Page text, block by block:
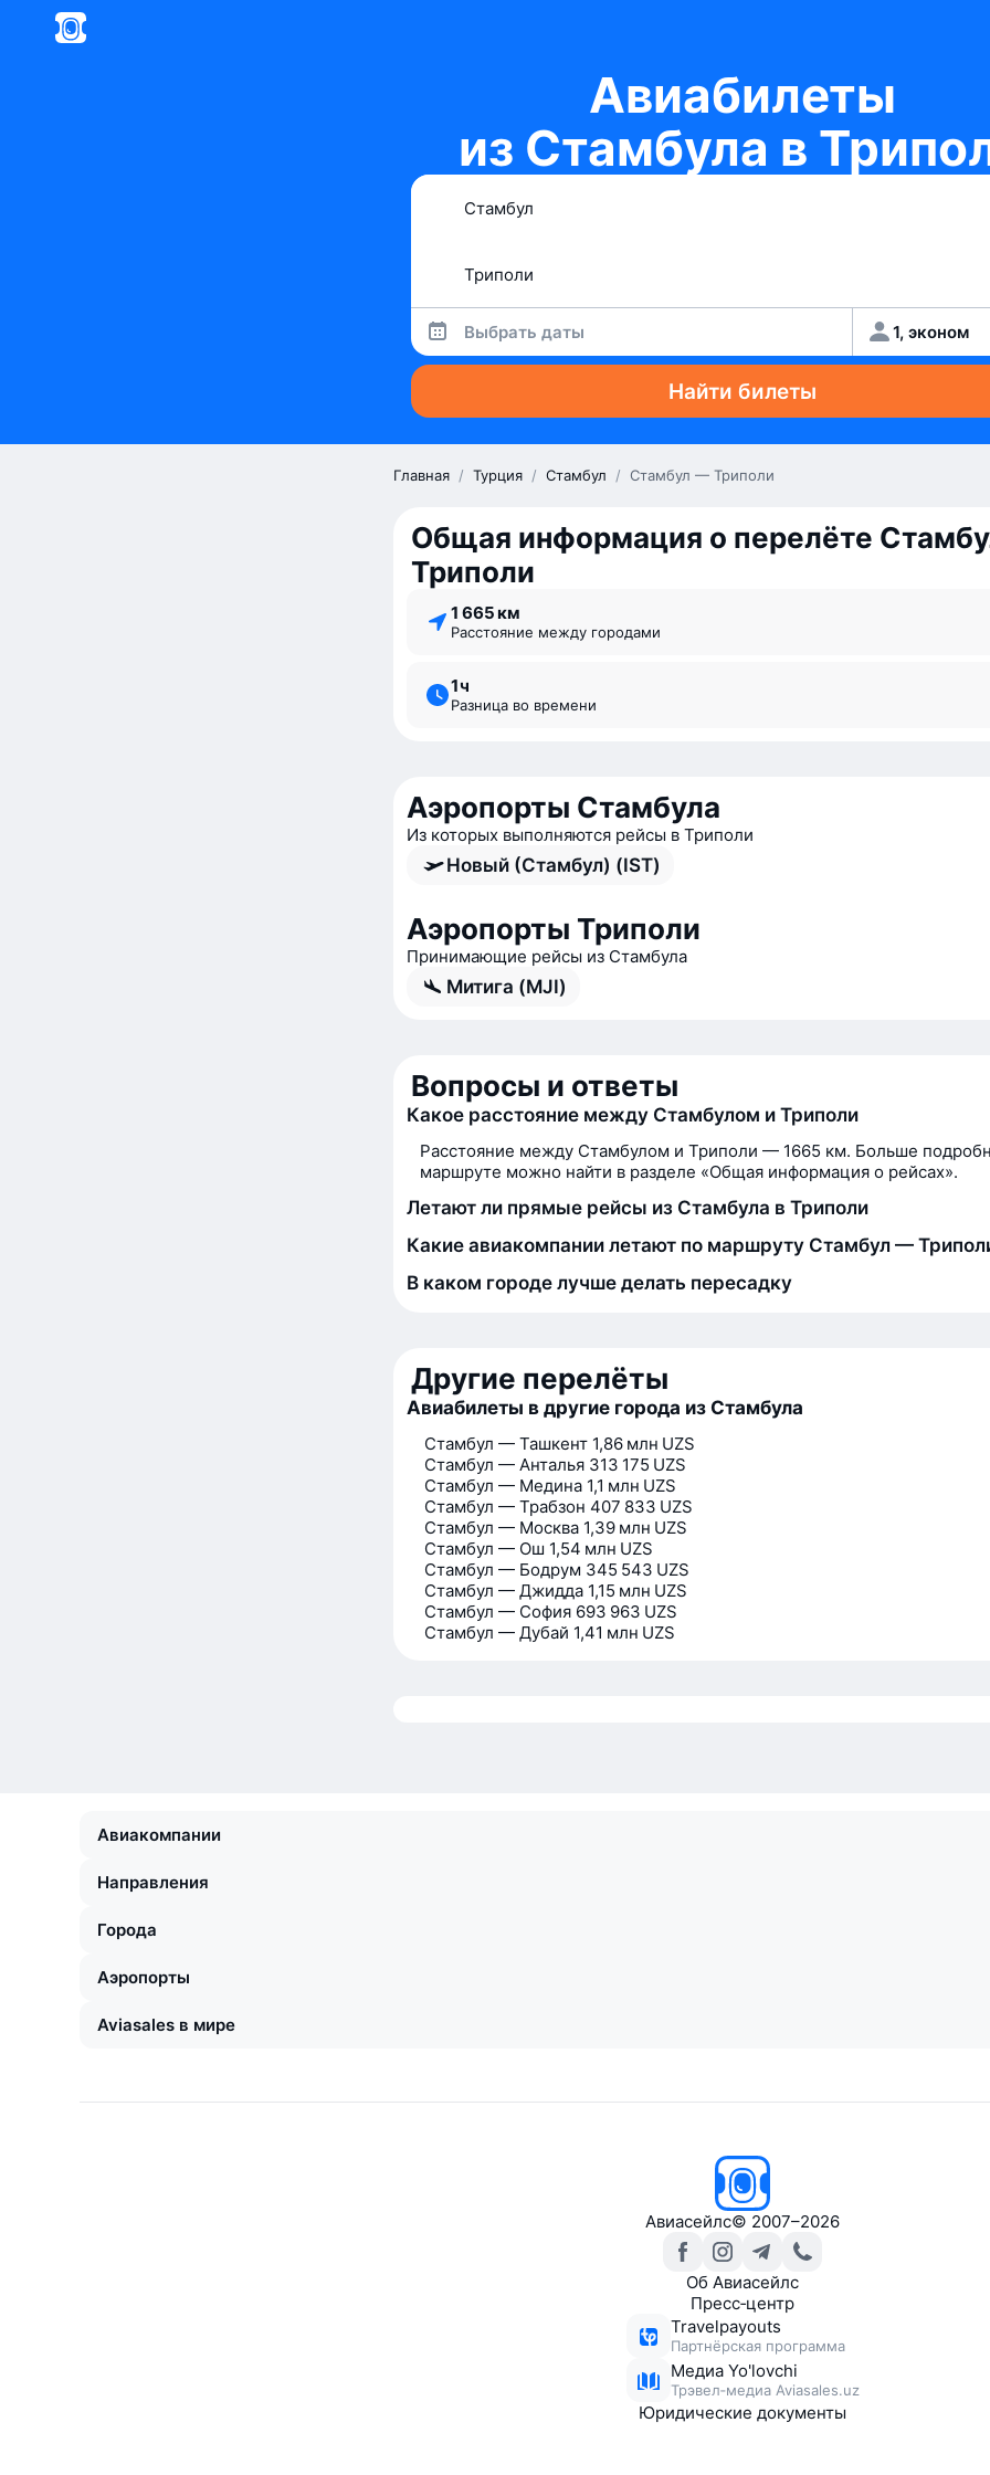
Авиабилеты
из Стамбула в
Выбрать даты 1, эконом
Найти билеты
Главная / Турция / Стамбул / Стамбул — Триполи
Общая информация о перелёте
Триполи
1 665 км
Расстояние между городами
1 ⁠ч
Разница во времени
Аэропорты Стамбула
Из которых выполняются рейсы в Триполи
Новый (Стамбул) (IST)
Аэропорты Триполи
Принимающие рейсы из Стамбула
Митига (MJI)
Вопросы и ответы
Какое расстояние между Стамбулом и Триполи
Расстояние между Стамбулом и Триполи — 1665 км. Больше
маршруте можно найти в разделе «Общая информация о рейсах».
Летают ли прямые рейсы из Стамбула в Триполи
Какие авиакомпании летают по маршруту Стамбул —
В каком городе лучше делать пересадку
Другие перелёты
Авиабилеты в другие города из Стамбула
Стамбул — Ташкент 1,86 млн UZS
Стамбул — Анталья 313 175 UZS
Стамбул — Медина 1,1 млн UZS
Стамбул — Трабзон 407 833 UZS
Стамбул — Москва 1,39 млн UZS
Стамбул — Ош 1,54 млн UZS
Стамбул — Бодрум 345 543 UZS
Стамбул — Джидда 1,15 млн UZS
Стамбул — София 693 963 UZS
Стамбул — Дубай 1,41 млн UZS
Авиакомпании
Направления
Города
Аэропорты
Aviasales в мире
Авиасейлс© 2007–2026
Об Авиасейлс
Пресс‑центр
Travelpayouts
Партнёрская программа
Медиа Yo'lovchi
Трэвел‑медиа Aviasales.uz
Юридические документы